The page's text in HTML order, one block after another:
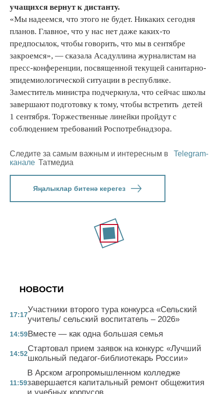
учащихся вернут к дистанту.
«Мы надеемся, что этого не будет. Никаких сегодня
планов. Главное, что у нас нет даже каких-то
предпосылок, чтобы говорить, что мы в сентябре
закроемся», — сказала Асадуллина журналистам на
пресс-конференции, посвященной текущей санитарно-
эпидемиологической ситуации в республике.
Заместитель министра подчеркнула, что сейчас школы
завершают подготовку к тому, чтобы встретить детей
1 сентября. Торжественные линейки пройдут с
соблюдением требований Роспотребнадзора.
Следите за самым важным и интересным в
Telegram-
канале Татмедиа
Яңалыклар битенә керегез
НОВОСТИ
17:17
Участники второго тура конкурса «Сельский
учитель/ сельский воспитатель – 2026»
14:59Вместе — как одна большая семья
14:52
Стартовал прием заявок на конкурс «Лучший
школьный педагог-библиотекарь России»
11:59
В Арском агропромышленном колледже
завершается капитальный ремонт общежития